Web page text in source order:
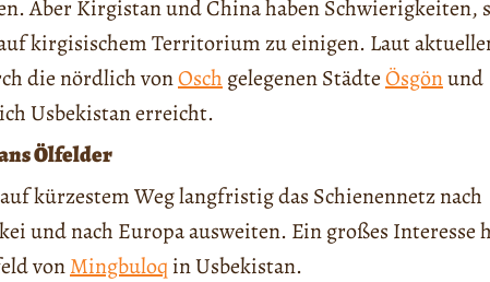
Aber Kirgistan und China haben Schwierigkeiten,
kirgisischem Territorium zu einigen. Laut
die nördlich vonOsch gelegenen StädteÖsgönund
Usbekistan erreicht.
Ölfelder
kürzestem Weg langfristig das Schienennetz nach
und nach Europa ausweiten. Ein großes Interesse
vonMingbuloq in Usbekistan.